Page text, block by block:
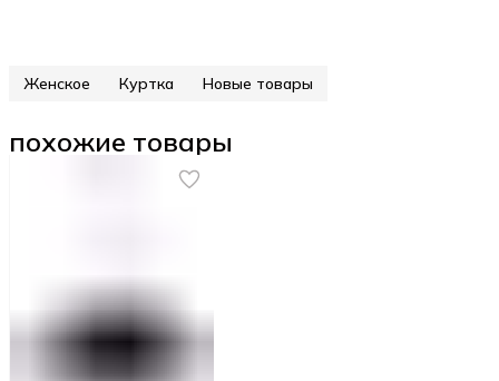
Женское Куртка Новые товары
похожие товары